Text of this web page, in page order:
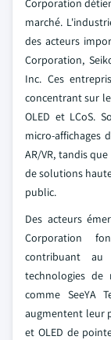
Corporation
marché.
des acteurs
Corporation,
Inc. Ces
concentrant sur
OLED et LCoS.
micro-affichages
AR/VR, tandis
de solutions
public.
Des acteurs
Corporation
contribuant
technologies de
comme SeeYA
augmentent leur
et OLED de